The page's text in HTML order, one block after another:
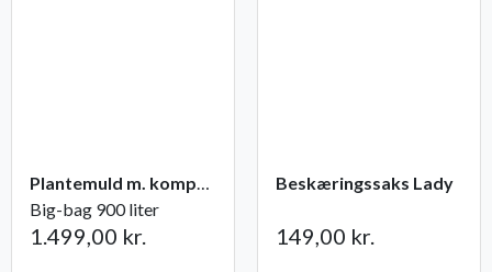
Plantemuld m. kompost fra Champost
Big-bag 900 liter
1.499,00 kr.
Beskæringssaks Lady
149,00 kr.